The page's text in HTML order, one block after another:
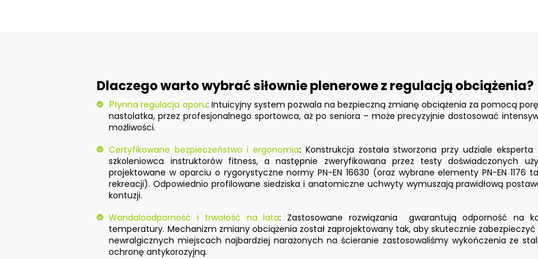
Dlaczego warto wybrać siłownie plenerowe z regulacją obciążenia?
Płynna regulacja oporu: Intuicyjny system pozwala na bezpieczną zmianę obciążenia za pomocą
nastolatka, przez profesjonalnego sportowca, aż po seniora – może precyzyjnie dostosować
możliwości.
Certyfikowane bezpieczeństwo i ergonomia: Konstrukcja została stworzona przy udziale
szkoleniowca instruktorów fitness, a następnie zweryfikowana przez testy doświadczonych
projektowane w oparciu o rygorystyczne normy PN-EN 16630 (oraz wybrane elementy PN-EN
rekreacji). Odpowiednio profilowane siedziska i anatomiczne uchwyty wymuszają prawidłową
kontuzji.
Wandaloodporność i trwałość na lata: Zastosowane rozwiązania gwarantują odporność na
temperatury. Mechanizm zmiany obciążenia został zaprojektowany tak, aby skutecznie
newralgicznych miejscach najbardziej narażonych na ścieranie zastosowaliśmy wykończenia ze
ochronę antykorozyjną.